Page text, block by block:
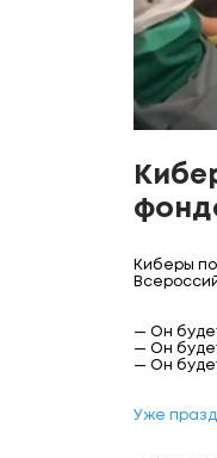
Киберы
— Он
— Он
— Он
Уже